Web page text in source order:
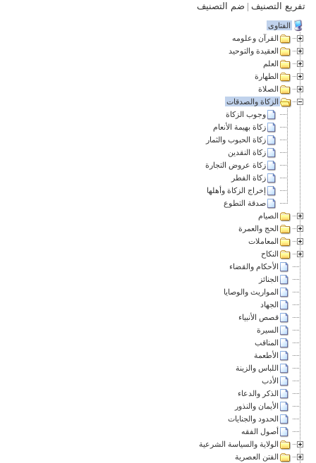
تفريع التصنيف | ضم التصنيف
الفتاوى
القرآن وعلومه
العقيدة والتوحيد
العلم
الطهارة
الصلاة
الزكاة والصدقات
وجوب الزكاة
زكاة بهيمة الأنعام
زكاة الحبوب والثمار
زكاة النقدين
زكاة عروض التجارة
زكاة الفطر
إخراج الزكاة وأهلها
صدقة التطوع
الصيام
الحج والعمرة
المعاملات
النكاح
الأحكام والقضاء
الجنائز
المواريث والوصايا
الجهاد
قصص الأنبياء
السيرة
المناقب
الأطعمة
اللباس والزينة
الأدب
الذكر والدعاء
الأيمان والنذور
الحدود والجنايات
أصول الفقه
الولاية والسياسة الشرعية
الفتن العصرية